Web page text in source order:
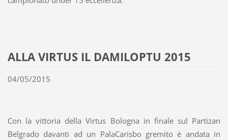
ALLA VIRTUS IL DAMILOPTU 2015
04/05/2015
Con la vittoria della Virtus Bologna in finale sul Partizan
Belgrado davanti ad un PalaCarisbo gremito è andata in